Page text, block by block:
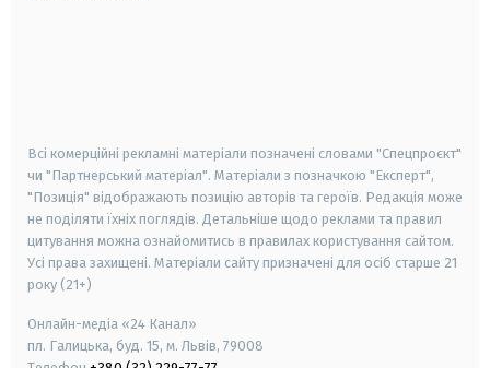
Всі комерційні рекламні матеріали позначені словами "Спецпроєкт"
чи "Партнерський матеріал". Матеріали з позначкою "Експерт",
"Позиція" відображають позицію авторів та героїв. Редакція може
не поділяти їхніх поглядів. Детальніше щодо реклами та правил
цитування можна ознайомитись в правилах користування сайтом.
Усі права захищені. Матеріали сайту призначені для осіб старше 21
року (21+)
Онлайн-медіа «24 Канал»
пл. Галицька, буд. 15, м. Львів, 79008